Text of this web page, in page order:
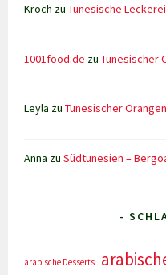
Kroch zuTunesische
1001food.de zuTunesischer
Leyla zuTunesischer
Anna zuSüdtunesien –
-
arabische Desserts